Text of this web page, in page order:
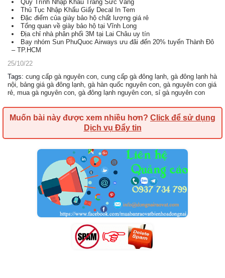
Quy Trình Nhập Khẩu Trang Sức Vàng
Thủ Tục Nhập Khẩu Giấy Decal In Tem
Đặc điểm của giày bảo hộ chất lượng giá rẻ
Tổng quan về giày bảo hộ tại Vĩnh Long
Địa chỉ nhà phân phối 3M tại Lai Châu uy tín
Bay nhóm Sun PhuQuoc Airways ưu đãi đến 20% tuyến Thành Đô
– TP.HCM
25/10/22
Tags: cung cấp gà nguyên con cung cấp gà đông lạnh gà đông lạnh hà
nội bảng giá gà đông lạnh gà hàn quốc nguyên con gà nguyên con giá
rẻ mua gà nguyên con gà đông lạnh nguyên con sỉ gà nguyên con
Muốn bài này được xem nhiều hơn? Click để sử dụng
Dịch vụ Đẩy tin